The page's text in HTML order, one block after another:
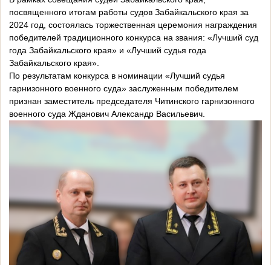
посвященного итогам работы судов Забайкальского края за
2024 год, состоялась торжественная церемония награждения
победителей традиционного конкурса на звания: «Лучший суд
года Забайкальского края» и «Лучший судья года
Забайкальского края».
По результатам конкурса в номинации «Лучший судья
гарнизонного военного суда» заслуженным победителем
признан заместитель председателя Читинского гарнизонного
военного суда Жданович Александр Васильевич.